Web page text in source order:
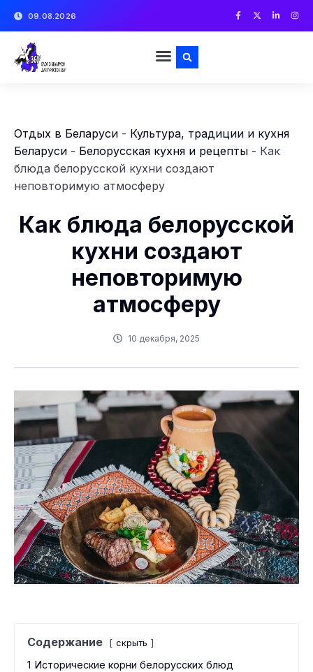
09.08.2026
Отдых в Беларуси - Культура, традиции и кухня
Беларуси - Белорусская кухня и рецепты - Как
блюда белорусской кухни создают
неповторимую атмосферу
Как блюда белорусской
кухни создают
неповторимую
атмосферу
10 декабря, 2025
Содержание скрыть
1 Исторические корни белорусских блюд